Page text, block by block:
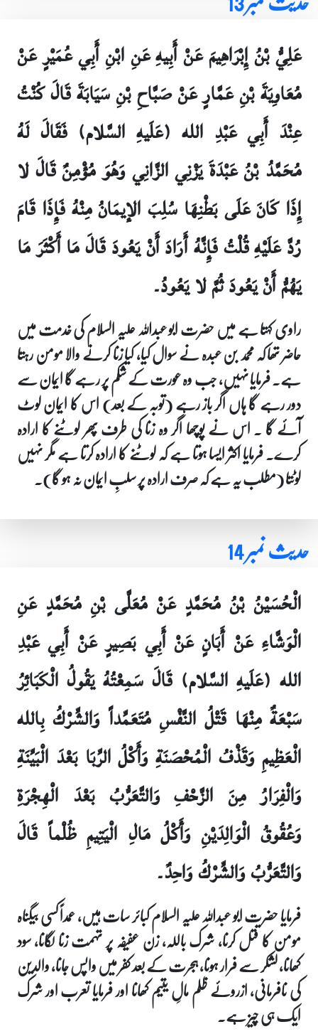
عَلِيُّ بْنُ إِبْرَاهِيمَ عَنْ أَبِيهِ عَنِ ابْنِ أَبِي عُمَيْرٍ عَنْ
مُعَاوِيَةَ بْنِ عَمَّارٍ عَنْ صَبَّاحِ بْنِ سَيَابَةَ قَالَ كُنْتُ
عِنْدَ أَبِي عَبْدِ الله (عَلَيهِ السَّلام) فَقَالَ لَهُ
مُحَمَّدُ بْنُ عَبْدَةَ يَزْنِي الزَّانِي وَهُوَ مُؤْمِنٌ قَالَ لا
إِذَا كَانَ عَلَى بَطْنِهَا سُلِبَ الإيمَانُ مِنْهُ فَإِذَا قَامَ
رُدَّ عَلَيْهِ قُلْتُ فَإِنَّهُ أَرَادَ أَنْ يَعُودَ قَالَ مَا أَكْثَرَ مَا
يَهُمُّ أَنْ يَعُودَ ثُمَّ لا يَعُودُ۔
راوی کہتا ہے میں حضرت ابو عبداللہ علیہ السلام کی خدمت میں
حاضر تھا کہ محمد بن عبدہ نے سوال کیا، کیا زنا کرنے والا مومن رہتا
ہے۔ فرمایا نہیں، جب وہ عورت کے شکم پر رہے گا ایمان سے
دور رہے گا ہاں اگر باز رہے (توبہ کے بعد) اس کا ایمان لوٹ
آئے گا ۔ اس نے پوچھا اگر وہ زنا کی طرف پھر لوٹنے کا ارادہ
کرے۔ فرمایا اکثر ایسا ہوتا ہے کہ لوٹنے کا ارادہ کرتا ہے مگر نہیں
لوٹتا (مطلب یہ ہے کہ صرف ارادہ پر سلبِ ایمان نہ ہو گا)۔
حدیث نمبر 14
الْحُسَيْنُ بْنُ مُحَمَّدٍ عَنْ مُعَلَّى بْنِ مُحَمَّدٍ عَنِ
الْوَشَّاءِ عَنْ أَبَانٍ عَنْ أَبِي بَصِيرٍ عَنْ أَبِي عَبْدِ
الله (عَلَيهِ السَّلام) قَالَ سَمِعْتُهُ يَقُولُ الْكَبَائِرُ
سَبْعَةٌ مِنْهَا قَتْلُ النَّفْسِ مُتَعَمِّداً وَالشِّرْكُ بِالله
الْعَظِيمِ وَقَذْفُ الْمُحْصَنَةِ وَأَكْلُ الرِّبَا بَعْدَ الْبَيِّنَةِ
وَالْفِرَارُ مِنَ الزَّحْفِ وَالتَّعَرُّبُ بَعْدَ الْهِجْرَةِ
وَعُقُوقُ الْوَالِدَيْنِ وَأَكْلُ مَالِ الْيَتِيمِ ظُلْماً قَالَ
وَالتَّعَرُّبُ وَالشِّرْكُ وَاحِدٌ۔
فرمایا حضرت ابو عبداللہ علیہ السلام کبائر سات ہیں، عمداً کسی بیگناہ
مومن کا قتل کرنا، شرک باللہ، زن عفیفہ پر تہمت زنا لگانا، سود
کھانا، لشکر سے فرار ہونا، ہجرت کے بعد کفر میں واپس جانا، والدین
کی نافرمانی، ازروئے ظلم مالِ یتیم کھانا اور فرمایا تعرب اور شرک
ایک ہی چیز ہے۔